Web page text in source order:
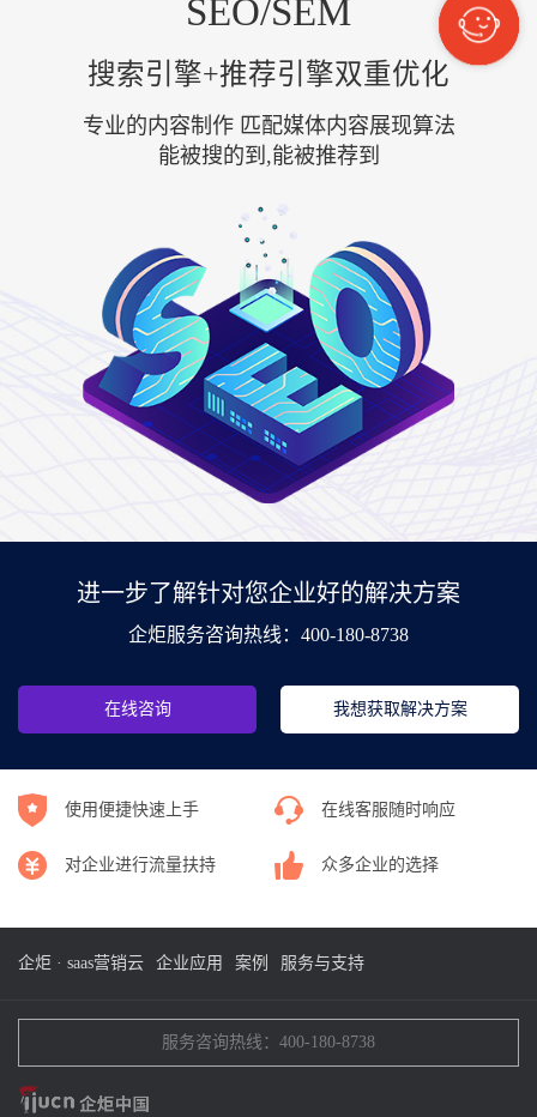
SEO/SEM
搜索引擎+推荐引擎双重优化
专业的内容制作 匹配媒体内容展现算法
能被搜的到,能被推荐到
进一步了解针对您企业好的解决方案
企炬服务咨询热线：400-180-8738
在线咨询 我想获取解决方案
使用便捷快速上手 在线客服随时响应
对企业进行流量扶持 众多企业的选择
企炬 · saas营销云 企业应用 案例 服务与支持
服务咨询热线：400-180-8738